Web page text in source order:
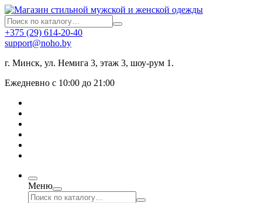
+375 (29) 614-20-40
support@noho.by
г. Минск, ул. Немига 3, этаж 3, шоу-рум 1.
Ежедневно с 10:00 до 21:00
Меню